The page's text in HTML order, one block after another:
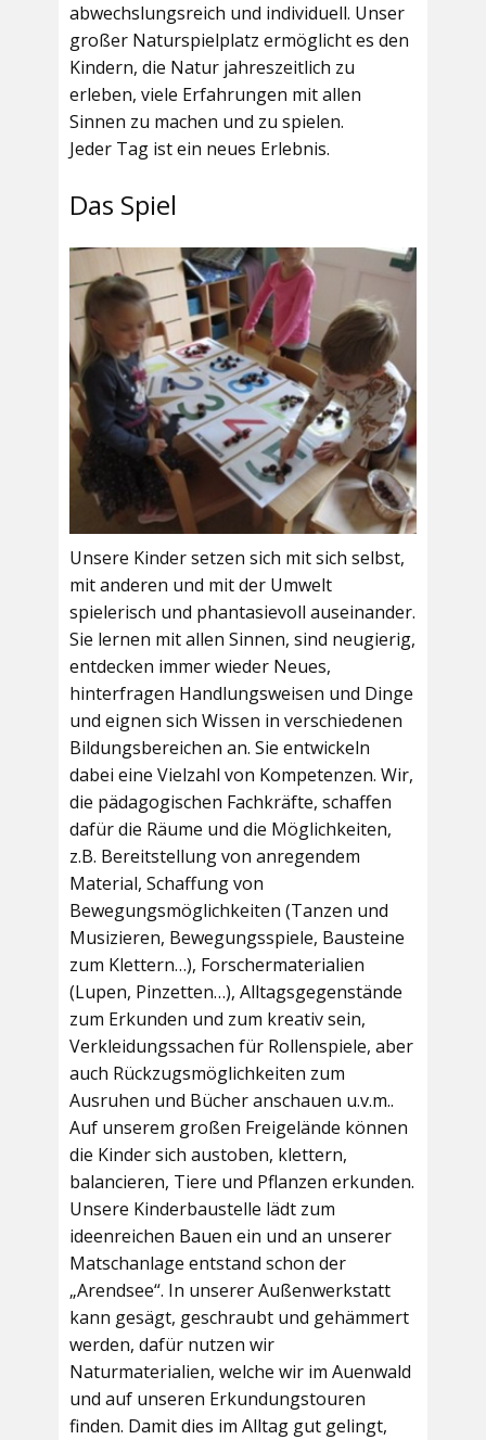
abwechslungsreich und individuell. Unser
großer Naturspielplatz ermöglicht es den
Kindern, die Natur jahreszeitlich zu
erleben, viele Erfahrungen mit allen
Sinnen zu machen und zu spielen.
Jeder Tag ist ein neues Erlebnis.
Das Spiel
Unsere Kinder setzen sich mit sich selbst,
mit anderen und mit der Umwelt
spielerisch und phantasievoll auseinander.
Sie lernen mit allen Sinnen, sind neugierig,
entdecken immer wieder Neues,
hinterfragen Handlungsweisen und Dinge
und eignen sich Wissen in verschiedenen
Bildungsbereichen an. Sie entwickeln
dabei eine Vielzahl von Kompetenzen. Wir,
die pädagogischen Fachkräfte, schaffen
dafür die Räume und die Möglichkeiten,
z.B. Bereitstellung von anregendem
Material, Schaffung von
Bewegungsmöglichkeiten (Tanzen und
Musizieren, Bewegungsspiele, Bausteine
zum Klettern…), Forschermaterialien
(Lupen, Pinzetten…), Alltagsgegenstände
zum Erkunden und zum kreativ sein,
Verkleidungssachen für Rollenspiele, aber
auch Rückzugsmöglichkeiten zum
Ausruhen und Bücher anschauen u.v.m..
Auf unserem großen Freigelände können
die Kinder sich austoben, klettern,
balancieren, Tiere und Pflanzen erkunden.
Unsere Kinderbaustelle lädt zum
ideenreichen Bauen ein und an unserer
Matschanlage entstand schon der
„Arendsee“. In unserer Außenwerkstatt
kann gesägt, geschraubt und gehämmert
werden, dafür nutzen wir
Naturmaterialien, welche wir im Auenwald
und auf unseren Erkundungstouren
finden. Damit dies im Alltag gut gelingt,